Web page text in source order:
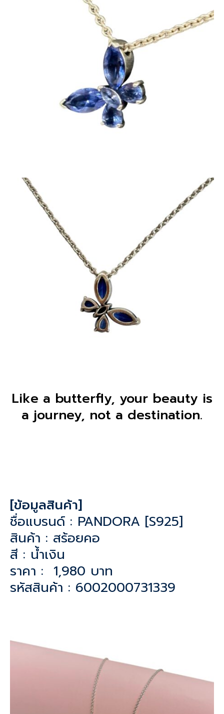
Like a butterfly, your beauty is
a journey, not a destination.
[ข้อมูลสินค้า]
ชื่อแบรนด์ : PANDORA [S925]
สินค้า : สร้อยคอ
สี : น้ำเงิน
ราคา : 1,980 บาท
รหัสสินค้า : 6002000731339